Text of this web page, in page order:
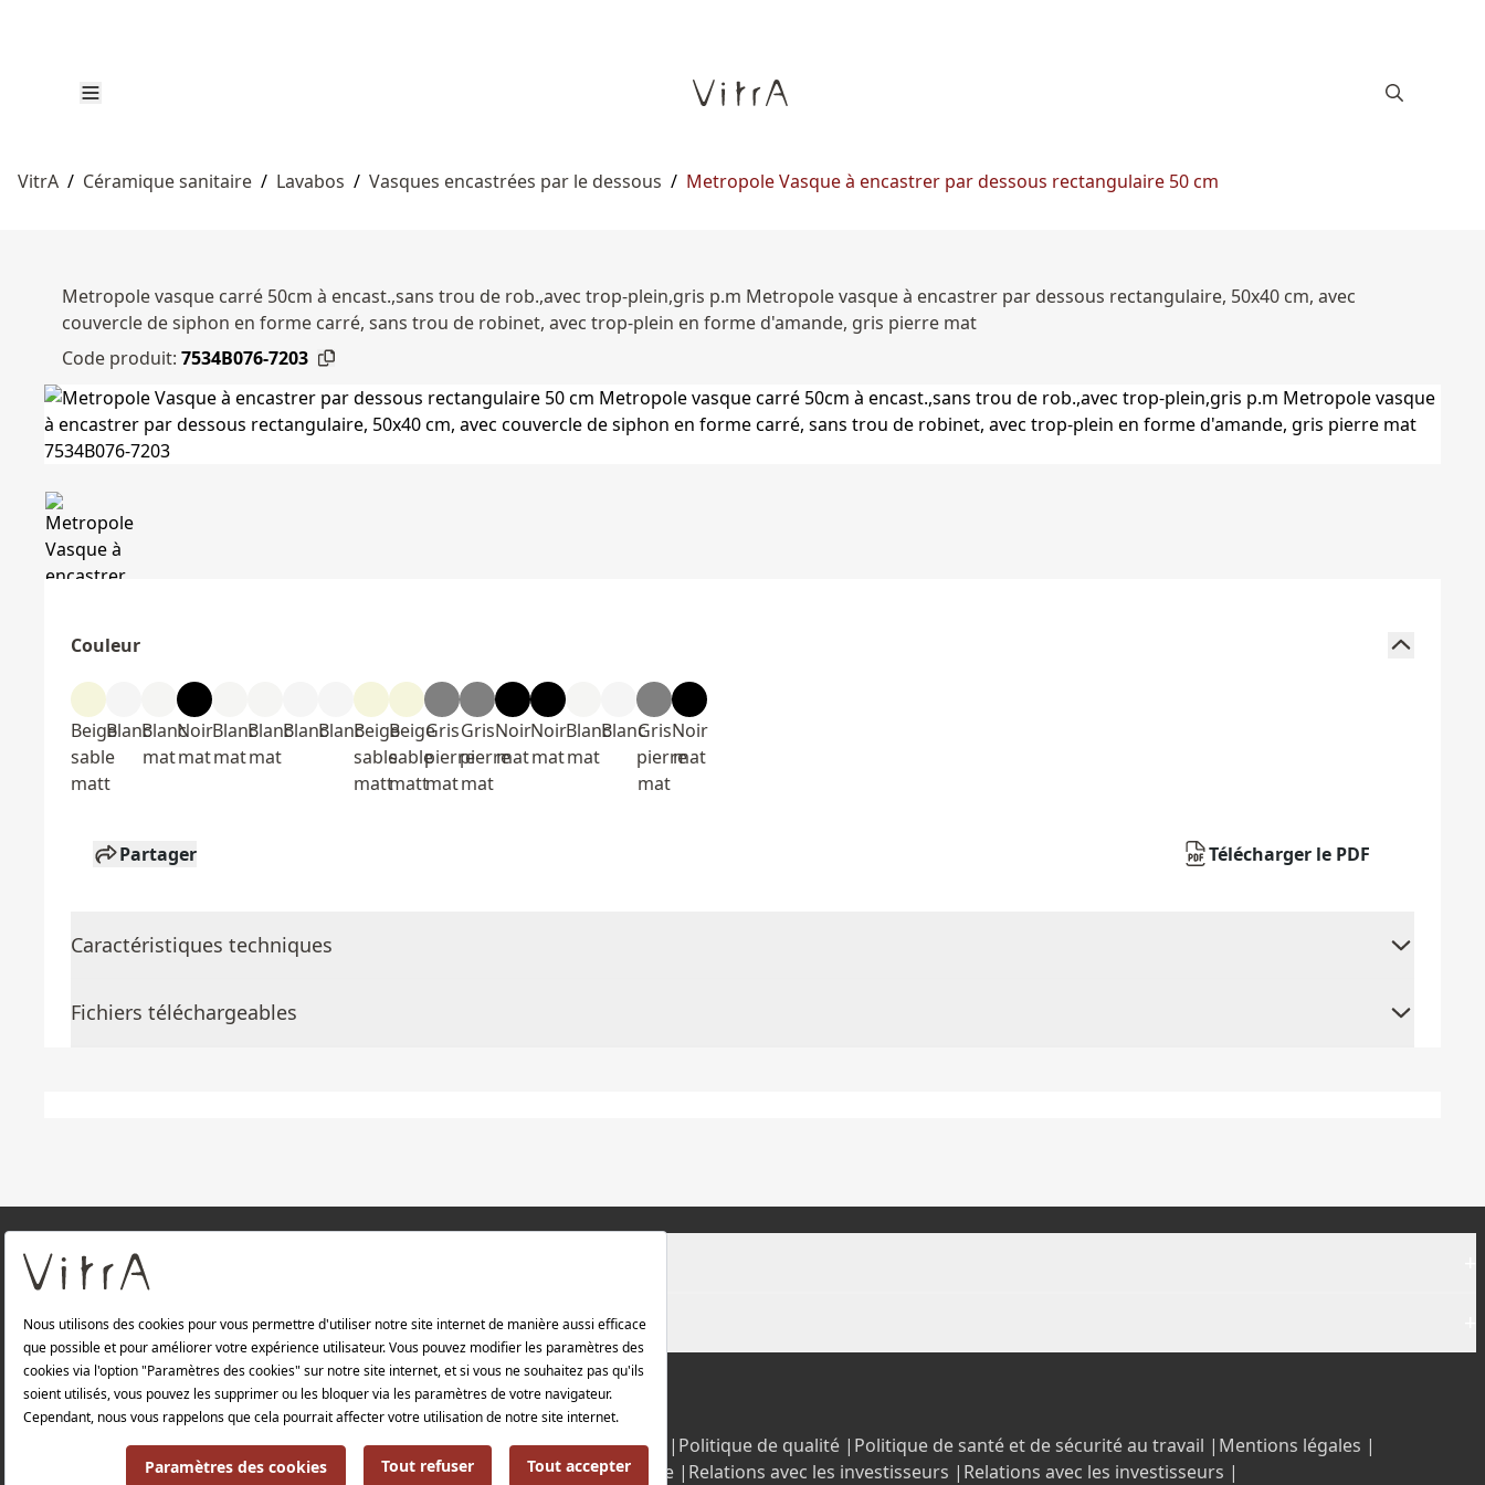
VitrA / Céramique sanitaire / Lavabos / Vasques encastrées par le dessous / Metropole Vasque à encastrer par dessous rectangulaire 50 cm
Metropole vasque carré 50cm à encast.,sans trou de rob.,avec trop-plein,gris p.m Metropole vasque à encastrer par dessous rectangulaire, 50x40 cm, avec
couvercle de siphon en forme carré, sans trou de robinet, avec trop-plein en forme d'amande, gris pierre mat
Code produit: 7534B076-7203
Couleur
Beige
sable
matt
BlancBlanc
mat
Noir
mat
Blanc
mat
Blanc
mat
BlancBlancBeige
sable
matt
Beige
sable
matt
Gris
pierre
mat
Gris
pierre
mat
Noir
mat
Noir
mat
Blanc
mat
BlancGris
pierre
mat
Noir
mat
Partager Télécharger le PDF
Caractéristiques techniques
Fichiers téléchargeables
À PROPOS DE NOUS
Produits
Politique de confidentialité et politique de protection des données | Politique de qualité | Politique de santé et de sécurité au travail | Mentions légales |
Politique environnementale |
Politique énergétique | Relations avec les investisseurs | Relations avec les investisseurs |